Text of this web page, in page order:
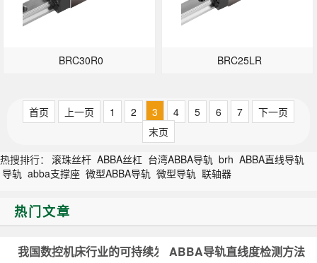
BRC30R0 BRC25LR
首页 上一页 1 2 3 4 5 6 7
下一页
末页
热搜排行： 滚珠丝杆 ABBA丝杠 台湾ABBA导轨 brh ABBA直线导轨
导轨 abba支撑座 微型ABBA导轨 微型导轨 联轴器
热门文章
我国数控机床行业的可持续发展方针ABBA导轨直线度检测方法